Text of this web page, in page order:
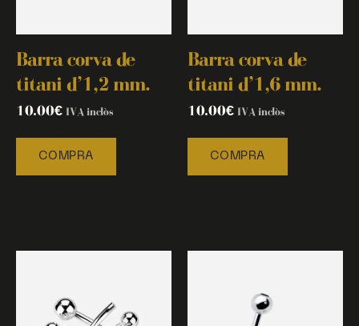
Barra corva de
titani d’1,2 mm.
10.00€ IVA inclòs
COMPRA
Barra corva de
titani d’1,6 mm.
10.00€ IVA inclòs
COMPRA